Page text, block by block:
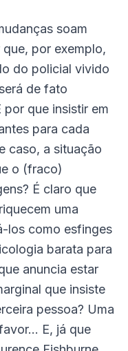
soam
por exemplo,
do policial vivido
de fato
por que insistir em
para cada
caso, a situação
o (fraco)
É claro que
uma
los como esfinges
barata para
anuncia estar
que insiste
pessoa? Uma
E, já que